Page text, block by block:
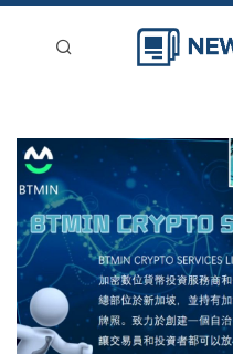
新聞稿分類
登入
刊登